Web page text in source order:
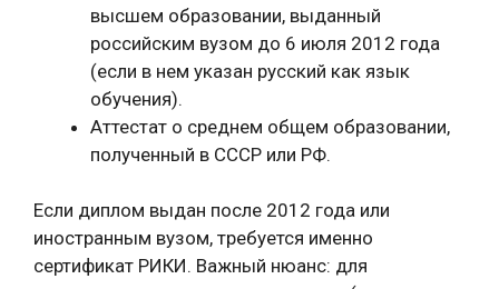
высшем образовании, выданный
российским вузом до 6 июля 2012 года
(если в нем указан русский как язык
обучения).
Аттестат о среднем общем образовании,
полученный в СССР или РФ.
Если диплом выдан после 2012 года или
иностранным вузом, требуется именно
сертификат РИКИ. Важный нюанс: для